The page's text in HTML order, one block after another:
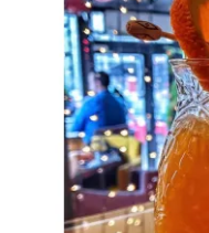
Кошничка
Мој профил
Рекламации и замена
Сите производи